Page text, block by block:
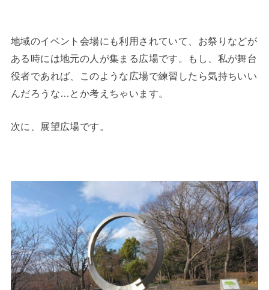
地域のイベント会場にも利用されていて、お祭りなどが
ある時には地元の人が集まる広場です。もし、私が舞台
役者であれば、このような広場で練習したら気持ちいい
んだろうな…とか考えちゃいます。
次に、展望広場です。